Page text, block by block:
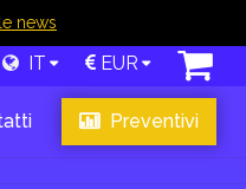
news
IT EUR
Preventivi